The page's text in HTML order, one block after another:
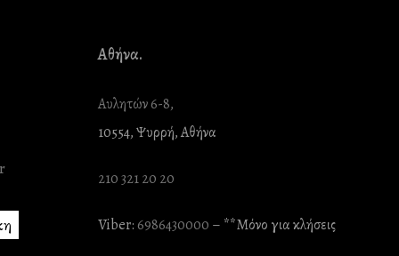
Αθήνα.
Αυλητών 6-8,
10554, Ψυρρή, Αθήνα
210 321 20 20
Viber:6986430000 – **Mόνο για κλήσεις